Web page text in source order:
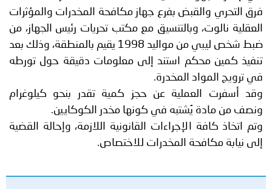
فرق التحري والقبض بفرع جهاز مكافحة المخدرات والمؤثرات
العقلية نالوت، وبالتنسيق مع مكتب تحريات رئيس الجهاز، من
ضبط شخص ليبي من مواليد 1998 يقيم بالمنطقة، وذلك بعد
تنفيذ كمين محكم استند إلى معلومات دقيقة حول تورطه
في ترويج المواد المخدرة.
وقد أسفرت العملية عن حجز كمية تقدر بنحو كيلوغرام
ونصف من مادة يُشتبه في كونها مخدر الكوكايين.
وتم اتخاذ كافة الإجراءات القانونية اللازمة، وإحالة القضية
إلى نيابة مكافحة المخدرات للاختصاص.